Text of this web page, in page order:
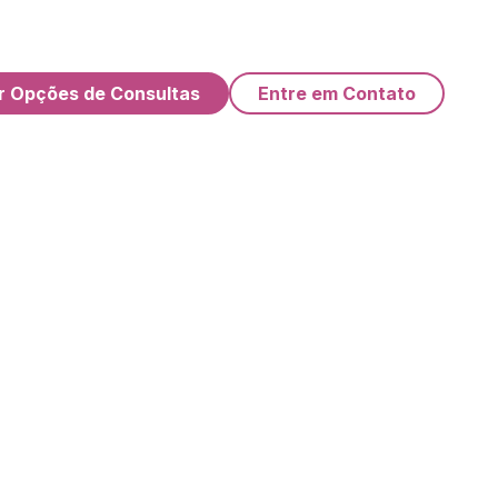
Opções de Consultas Entre em Contato